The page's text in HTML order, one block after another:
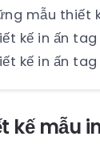
mẫu thiết
kế in ấn
kế in ấn
kế mẫu